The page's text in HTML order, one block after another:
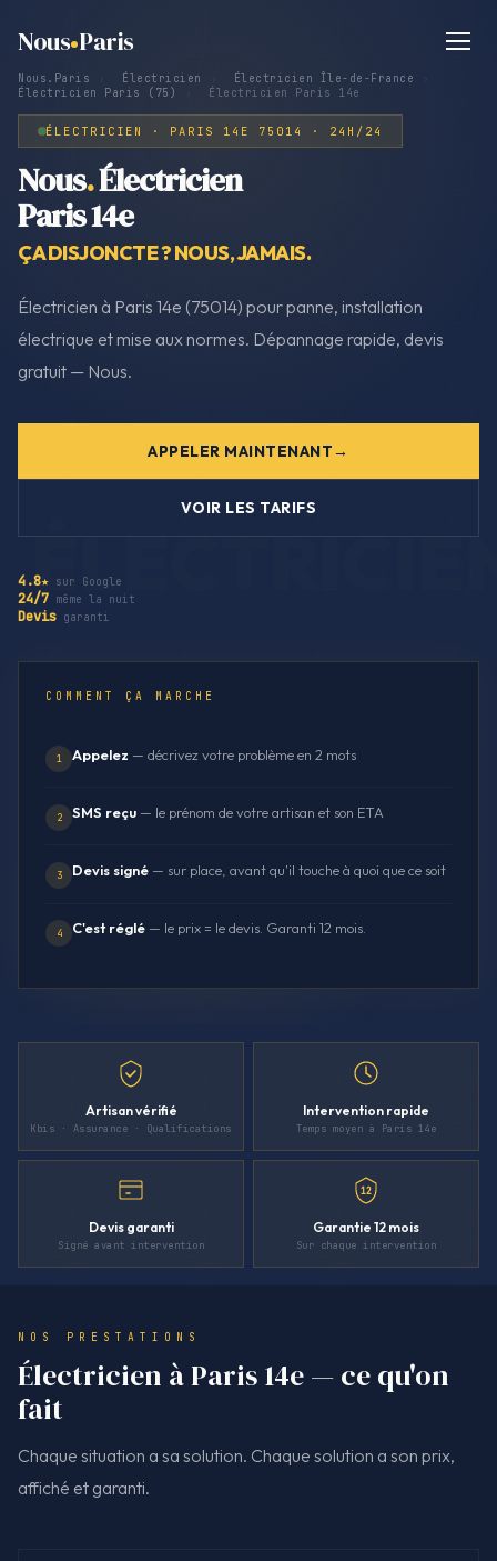
Nous Paris
Nous.Paris Électricien Électricien Île-de-France
Électricien Paris (75)
Électricien Paris 14e
ÉLECTRICIEN · PARIS 14E 75014 · 24H/24
Nous.Électricien
Paris 14e
ÇA DISJONCTE ? NOUS, JAMAIS.
Électricien à Paris 14e (75014) pour panne, installation
électrique et mise aux normes. Dépannage rapide, devis
gratuit — Nous.
APPELER MAINTENANT
VOIR LES TARIFS
4.8★ sur Google
24/7 même la nuit
Devis garanti
COMMENT ÇA MARCHE
1 Appelez — décrivez votre problème en 2 mots
2 SMS reçu — le prénom de votre artisan et son ETA
3 Devis signé — sur place, avant qu'il touche à quoi que ce soit
4 C'est réglé — le prix = le devis. Garanti 12 mois.
Artisan vérifié
Kbis · Assurance · Qualifications
Intervention rapide
Temps moyen à Paris 14e
Devis garanti
Signé avant intervention
12
Garantie 12 mois
Sur chaque intervention
NOS PRESTATIONS
Électricien à Paris 14e — ce qu'on
fait
Chaque situation a sa solution. Chaque solution a son prix,
affiché et garanti.